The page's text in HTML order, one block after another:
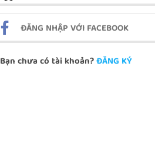
ĐĂNG NHẬP VỚI FACEBOOK
Bạn chưa có tài khoản?ĐĂNG KÝ